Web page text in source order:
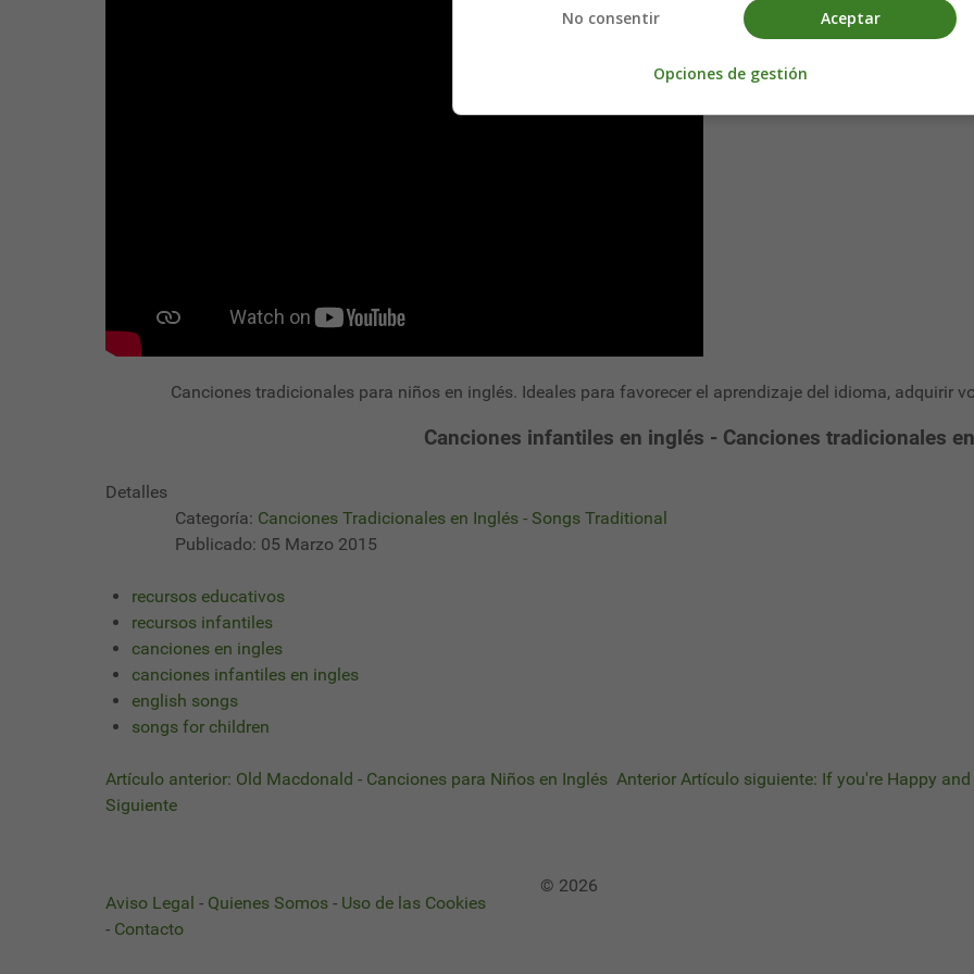
Canciones tradicionales para niños en inglés. Ideales para favorecer el aprendizaje del idioma, adquirir
Canciones infantiles en inglés - Canciones tradicionales
Detalles
Categoría: Canciones Tradicionales en Inglés - Songs Traditional
Publicado: 05 Marzo 2015
recursos educativos
recursos infantiles
canciones en ingles
canciones infantiles en ingles
english songs
songs for children
Artículo anterior: Old Macdonald - Canciones para Niños en Inglés Anterior Artículo siguiente: If you're Happy
Siguiente
Aviso Legal - Quienes Somos - Uso de las Cookies
- Contacto
© 2026
Aceptar
No consentir
Opciones de gestión